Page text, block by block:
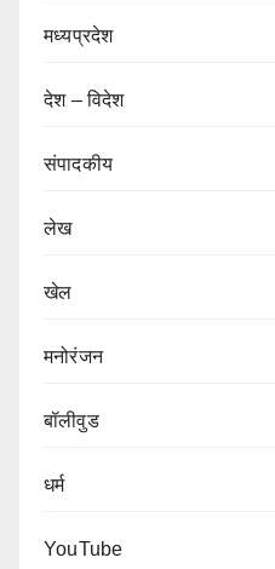
मध्यप्रदेश
देश – विदेश
संपादकीय
लेख
खेल
मनोरंजन
बॉलीवुड
धर्म
YouTube